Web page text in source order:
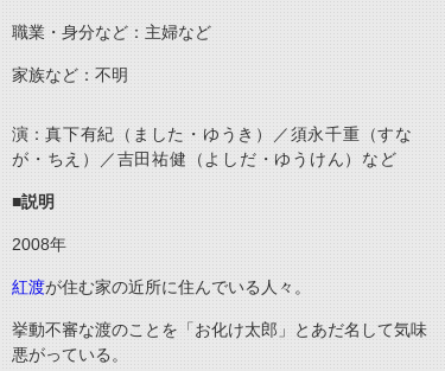
職業・身分など：主婦など
家族など：不明
演： 真下有紀（ました・ゆうき）／須永千重（すな
が・ちえ）／吉田祐健（よしだ・ゆうけん）など
■説明
2008年
紅渡が住む家の近所に住んでいる人々。
挙動不審な渡のことを「お化け太郎」とあだ名して気味
悪がっている。